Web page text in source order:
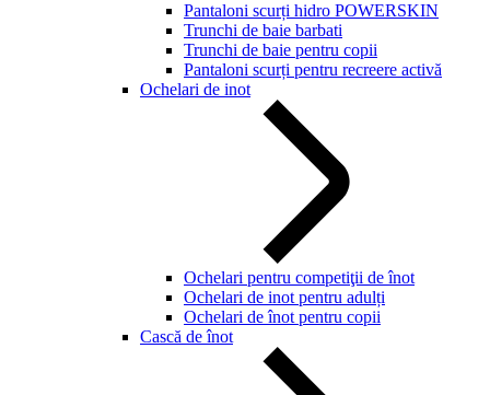
Pantaloni scurți hidro POWERSKIN
Trunchi de baie barbati
Trunchi de baie pentru copii
Pantaloni scurți pentru recreere activă
Ochelari de inot
Ochelari pentru competiţii de înot
Ochelari de inot pentru adulți
Ochelari de înot pentru copii
Cască de înot